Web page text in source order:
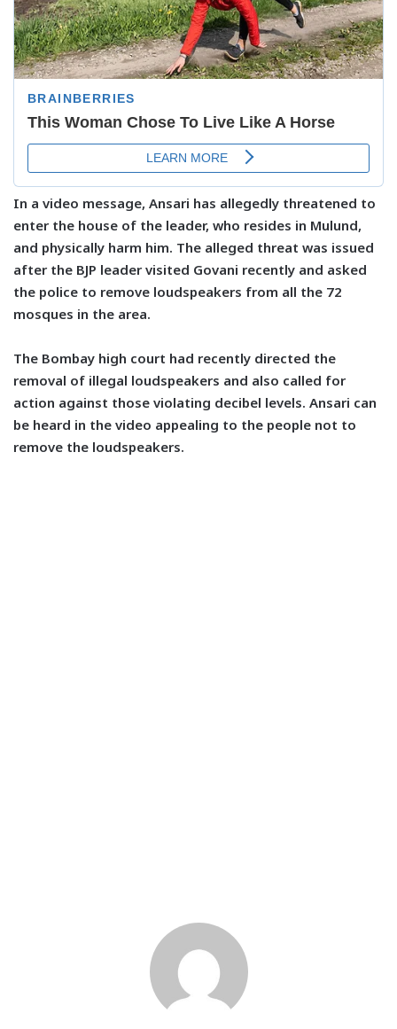
In a video message, Ansari has allegedly threatened to
enter the house of the leader, who resides in Mulund,
and physically harm him. The alleged threat was issued
after the BJP leader visited Govani recently and asked
the police to remove loudspeakers from all the 72
mosques in the area.
The Bombay high court had recently directed the
removal of illegal loudspeakers and also called for
action against those violating decibel levels. Ansari can
be heard in the video appealing to the people not to
remove the loudspeakers.